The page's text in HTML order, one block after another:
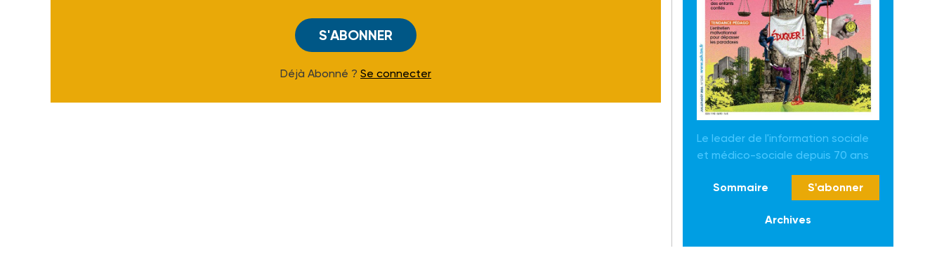
S'ABONNER
Déjà Abonné ? Se connecter
Le leader de l'information sociale
et médico-sociale depuis 70 ans
Sommaire S'abonner
Archives